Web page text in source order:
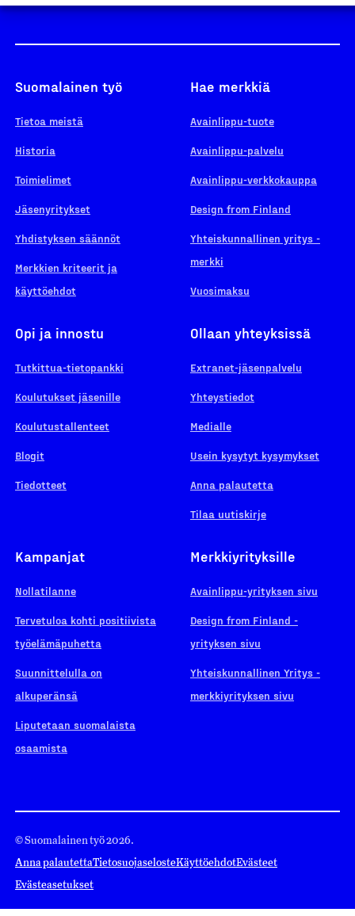
Suomalainen työ
Tietoa meistä
Historia
Toimielimet
Jäsenyritykset
Yhdistyksen säännöt
Merkkien kriteerit ja
käyttöehdot
Hae merkkiä
Avainlippu-tuote
Avainlippu-palvelu
Avainlippu-verkkokauppa
Design from Finland
Yhteiskunnallinen yritys -
merkki
Vuosimaksu
Opi ja innostu
Tutkittua-tietopankki
Koulutukset jäsenille
Koulutustallenteet
Blogit
Tiedotteet
Ollaan yhteyksissä
Extranet-jäsenpalvelu
Yhteystiedot
Medialle
Usein kysytyt kysymykset
Anna palautetta
Tilaa uutiskirje
Kampanjat
Nollatilanne
Tervetuloa kohti positiivista
työelämäpuhetta
Suunnittelulla on
alkuperänsä
Liputetaan suomalaista
osaamista
Merkkiyrityksille
Avainlippu-yrityksen sivu
Design from Finland -
yrityksen sivu
Yhteiskunnallinen Yritys -
merkkiyrityksen sivu
© Suomalainen työ 2026.
Anna palautettaTietosuojaselosteKäyttöehdotEvästeet
Evästeasetukset